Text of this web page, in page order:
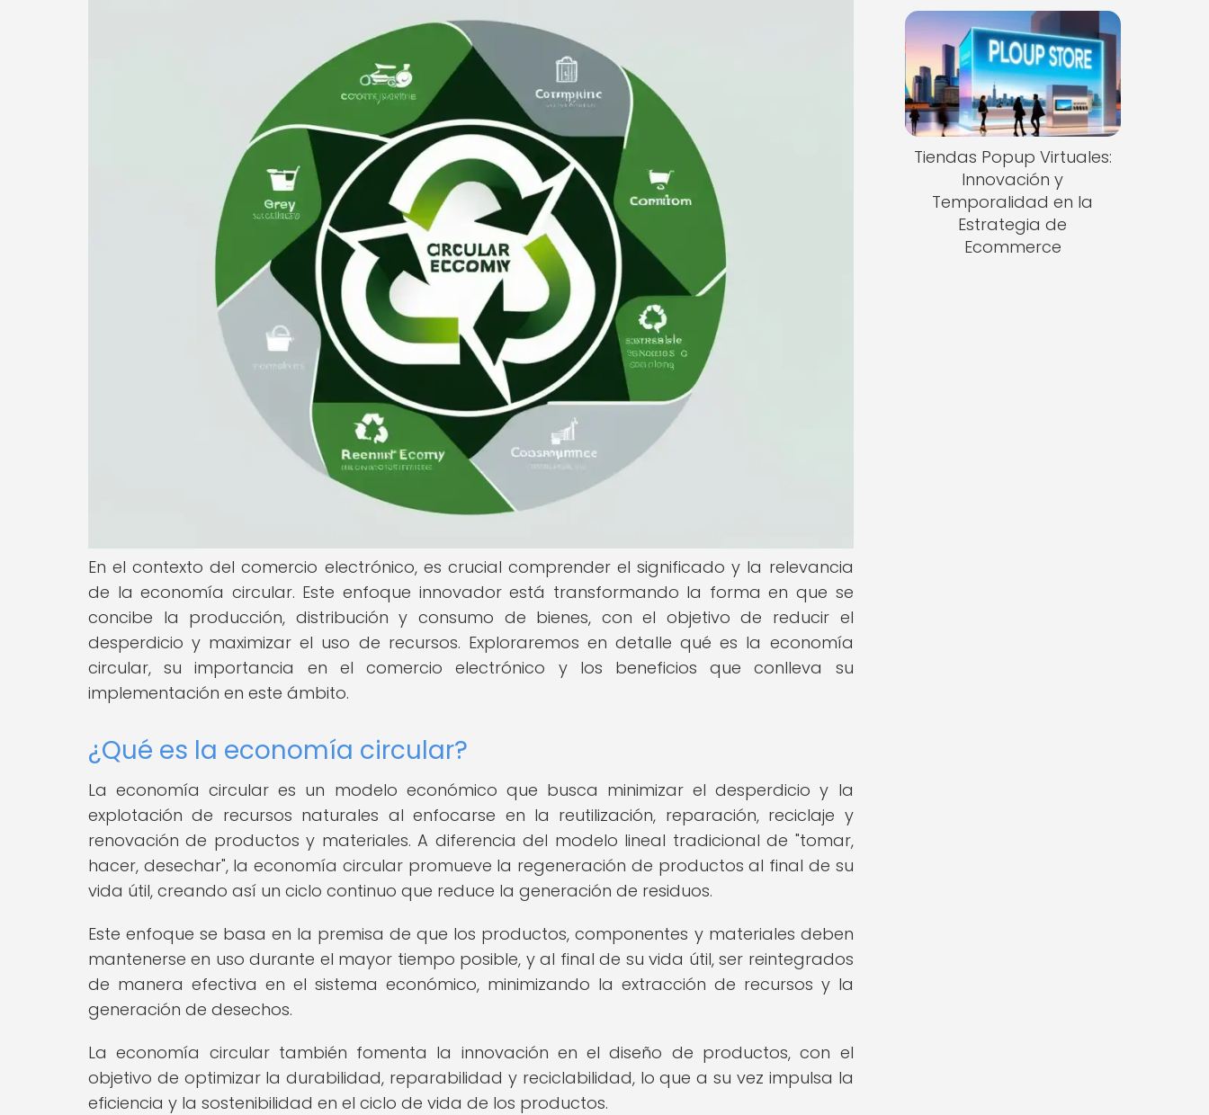
En el contexto del comercio electrónico, es crucial comprender el significado y la relevancia
de la economía circular. Este enfoque innovador está transformando la forma en que se
concibe la producción, distribución y consumo de bienes, con el objetivo de reducir el
desperdicio y maximizar el uso de recursos. Exploraremos en detalle qué es la economía
circular, su importancia en el comercio electrónico y los beneficios que conlleva su
implementación en este ámbito.
¿Qué es la economía circular?
La economía circular es un modelo económico que busca minimizar el desperdicio y la
explotación de recursos naturales al enfocarse en la reutilización, reparación, reciclaje y
renovación de productos y materiales. A diferencia del modelo lineal tradicional de "tomar,
hacer, desechar", la economía circular promueve la regeneración de productos al final de su
vida útil, creando así un ciclo continuo que reduce la generación de residuos.
Este enfoque se basa en la premisa de que los productos, componentes y materiales deben
mantenerse en uso durante el mayor tiempo posible, y al final de su vida útil, ser reintegrados
de manera efectiva en el sistema económico, minimizando la extracción de recursos y la
generación de desechos.
La economía circular también fomenta la innovación en el diseño de productos, con el
objetivo de optimizar la durabilidad, reparabilidad y reciclabilidad, lo que a su vez impulsa la
eficiencia y la sostenibilidad en el ciclo de vida de los productos.
Tiendas Popup Virtuales:
Innovación y
Temporalidad en la
Estrategia de
Ecommerce